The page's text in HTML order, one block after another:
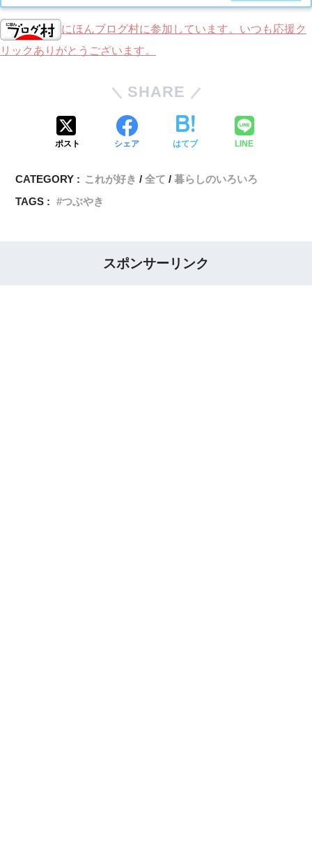
にほんブログ村に参加しています。いつも応援ク
リックありがとうございます。
SHARE
ポスト シェア はてブ LINE
CATEGORY : これが好き 全て
暮らしのいろいろ
TAGS :
つぶやき
スポンサーリンク